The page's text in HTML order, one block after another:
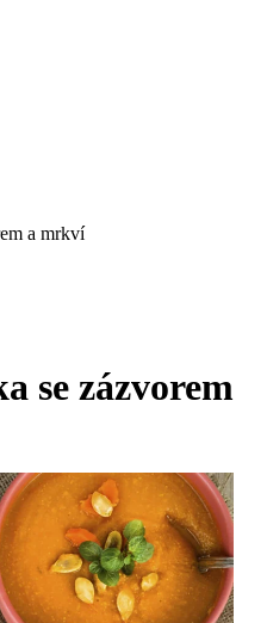
a mrkví
se zázvorem